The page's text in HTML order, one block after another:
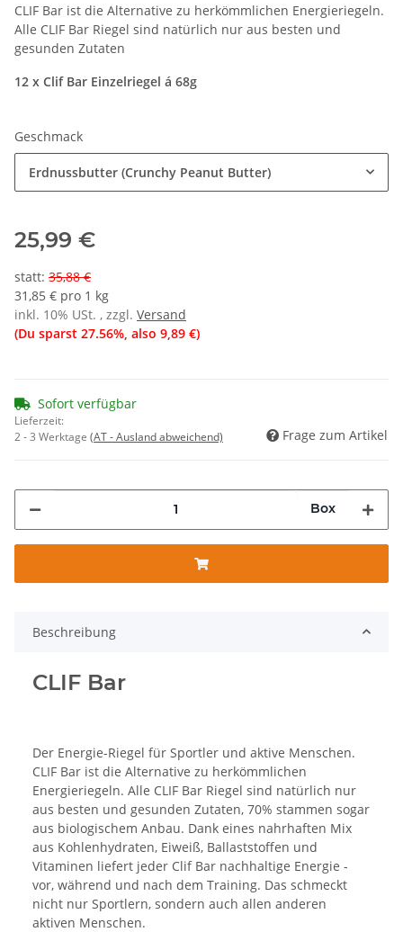
CLIF Bar ist die Alternative zu herkömmlichen Energieriegeln.
Alle CLIF Bar Riegel sind natürlich nur aus besten und
gesunden Zutaten
12 x Clif Bar Einzelriegel á 68g
Geschmack
Erdnussbutter (Crunchy Peanut Butter)
25,99 €
statt: 35,88 €
31,85 € pro 1 kg
inkl. 10% USt. , zzgl. Versand
(Du sparst 27.56%, also 9,89 €)
Sofort verfügbar
Lieferzeit:
2 - 3 Werktage (AT - Ausland abweichend) Frage zum Artikel
Box
Beschreibung
CLIF Bar
Der Energie-Riegel für Sportler und aktive Menschen.
CLIF Bar ist die Alternative zu herkömmlichen
Energieriegeln. Alle CLIF Bar Riegel sind natürlich nur
aus besten und gesunden Zutaten, 70% stammen sogar
aus biologischem Anbau. Dank eines nahrhaften Mix
aus Kohlenhydraten, Eiweiß, Ballaststoffen und
Vitaminen liefert jeder Clif Bar nachhaltige Energie -
vor, während und nach dem Training. Das schmeckt
nicht nur Sportlern, sondern auch allen anderen
aktiven Menschen.